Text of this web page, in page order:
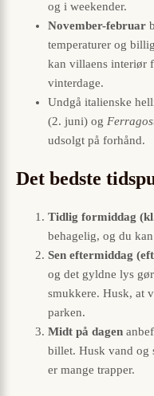
og i weekender.
November-februar
temperaturer og
kan villaens interiør
vinterdage.
Undgå italienske
(2. juni) og
udsolgt på forhånd.
Det bedste
Tidlig formiddag
behagelig, og du
Sen eftermiddag
og det gyldne lys
smukkere. Husk, at
parken.
Midt på dagen
billet. Husk vand og
er mange trapper.